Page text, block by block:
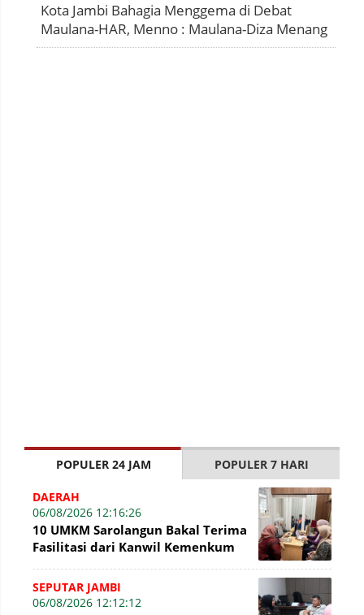
Kota Jambi Bahagia Menggema di Debat
Maulana-HAR, Menno : Maulana-Diza Menang
POPULER 24 JAM POPULER 7 HARI
DAERAH
06/08/2026 12:16:26
10 UMKM Sarolangun Bakal Terima
Fasilitasi dari Kanwil Kemenkum
SEPUTAR JAMBI
06/08/2026 12:12:12